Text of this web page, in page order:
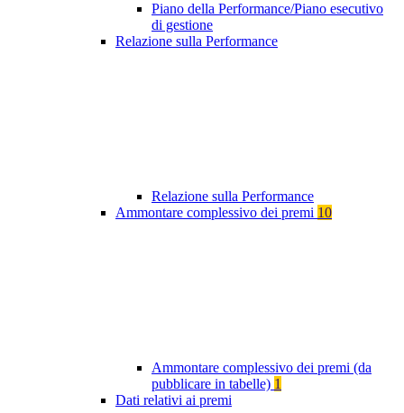
Piano della Performance/Piano esecutivo
di gestione
Relazione sulla Performance
Relazione sulla Performance
Ammontare complessivo dei premi 10
Ammontare complessivo dei premi (da
pubblicare in tabelle) 1
Dati relativi ai premi